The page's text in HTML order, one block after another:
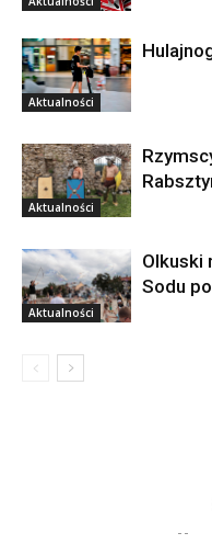
Aktualności
Aktualności
Aktualności
Olkuski
Sodu